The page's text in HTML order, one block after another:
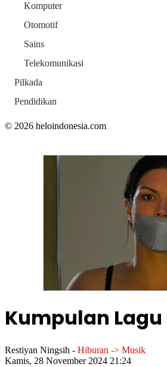
Komputer
Otomotif
Sains
Telekomunikasi
Pilkada
Pendidikan
© 2026 heloindonesia.com
Kumpulan
Restiyan Ningsih - Hiburan -> Musik
Kamis, 28 November 2024 21:24